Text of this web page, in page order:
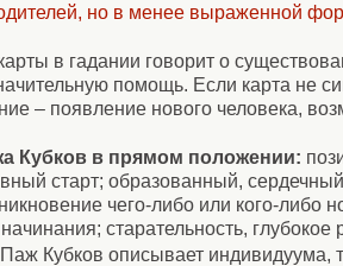
но в менее выраженной
в гадании говорит о
помощь. Если карта не
– появление нового человека,
Кубков в прямом положении:
старт; образованный,
чего-либо или кого-либо
старательность,
Паж Кубков описывает